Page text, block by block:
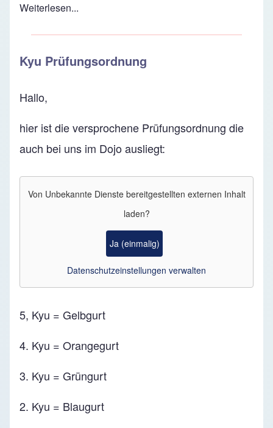
Weiterlesen...
Kyu Prüfungsordnung
Hallo,
hier ist die versprochene Prüfungsordnung die
auch bei uns im Dojo ausliegt:
Von Unbekannte Dienstebereitgestellten externen Inhalt
laden?
Ja (einmalig)
Datenschutzeinstellungen verwalten
5, Kyu = Gelbgurt
4. Kyu = Orangegurt
3. Kyu = Grüngurt
2. Kyu = Blaugurt